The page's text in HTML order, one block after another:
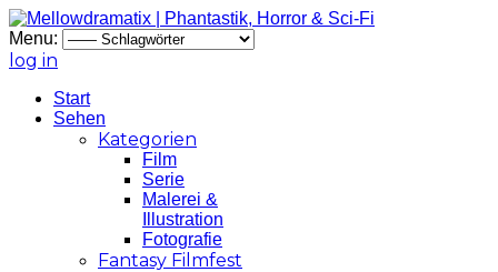
Menu:
log in
Start
Sehen
Kategorien
Film
Serie
Malerei &
Illustration
Fotografie
Fantasy Filmfest